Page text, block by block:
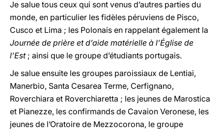
Je salue tous ceux qui sont venus d’autres parties du
monde, en particulier les fidèles péruviens de Pisco,
Cusco et Lima ; les Polonais en rappelant également la
Journée de prière et d’aide matérielle à l’Église de
l’Est ; ainsi que le groupe d’étudiants portugais.
Je salue ensuite les groupes paroissiaux de Lentiai,
Manerbio, Santa Cesarea Terme, Cerfignano,
Roverchiara et Roverchiaretta ; les jeunes de Marostica
et Pianezze, les confirmands de Cavaion Veronese, les
jeunes de l’Oratoire de Mezzocorona, le groupe